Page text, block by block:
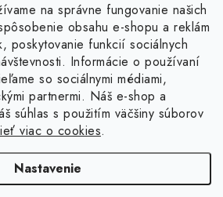
na správne fungovanie našich
obsahu e-shopu a reklám
poskytovanie funkcií sociálnych
Informácie o používaní
so sociálnymi médiami,
partnermi. Náš e-shop a
súhlas s použitím väčšiny súborov
viac o cookies.
Nastavenie
. Všetky práva vyhradené.
cookies